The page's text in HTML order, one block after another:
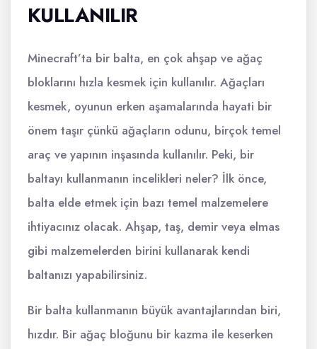
KULLANILIR
Minecraft’ta bir balta, en çok ahşap ve ağaç
bloklarını hızla kesmek için kullanılır. Ağaçları
kesmek, oyunun erken aşamalarında hayati bir
önem taşır çünkü ağaçların odunu, birçok temel
araç ve yapının inşasında kullanılır. Peki, bir
baltayı kullanmanın incelikleri neler? İlk önce,
balta elde etmek için bazı temel malzemelere
ihtiyacınız olacak. Ahşap, taş, demir veya elmas
gibi malzemelerden birini kullanarak kendi
baltanızı yapabilirsiniz.
Bir balta kullanmanın büyük avantajlarından biri,
hızdır. Bir ağaç bloğunu bir kazma ile keserken